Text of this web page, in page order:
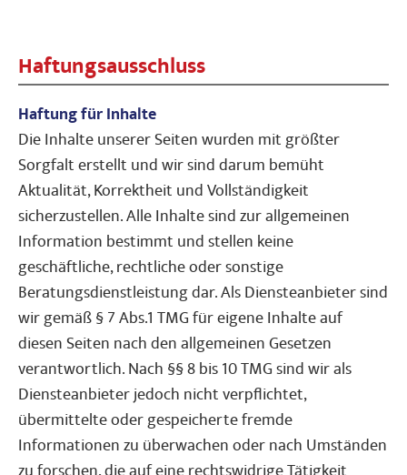
Haftungsausschluss
Haftung für Inhalte
Die Inhalte unserer Seiten wurden mit größter
Sorgfalt erstellt und wir sind darum bemüht
Aktualität, Korrektheit und Vollständigkeit
sicherzustellen. Alle Inhalte sind zur allgemeinen
Information bestimmt und stellen keine
geschäftliche, rechtliche oder sonstige
Beratungsdienstleistung dar. Als Diensteanbieter sind
wir gemäß § 7 Abs.1 TMG für eigene Inhalte auf
diesen Seiten nach den allgemeinen Gesetzen
verantwortlich. Nach §§ 8 bis 10 TMG sind wir als
Diensteanbieter jedoch nicht verpflichtet,
übermittelte oder gespeicherte fremde
Informationen zu überwachen oder nach Umständen